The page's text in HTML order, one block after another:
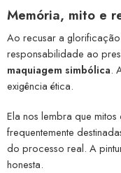
Memória, mito e
Ao recusar a
responsabilidade ao
maquiagem simbólica.
exigência ética.
Ela nos lembra que
frequentemente
do processo real. A
honesta.